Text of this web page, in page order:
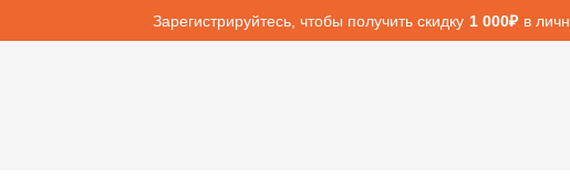
Зарегистрируйтесь, чтобы получить скидку 1 000₽ в